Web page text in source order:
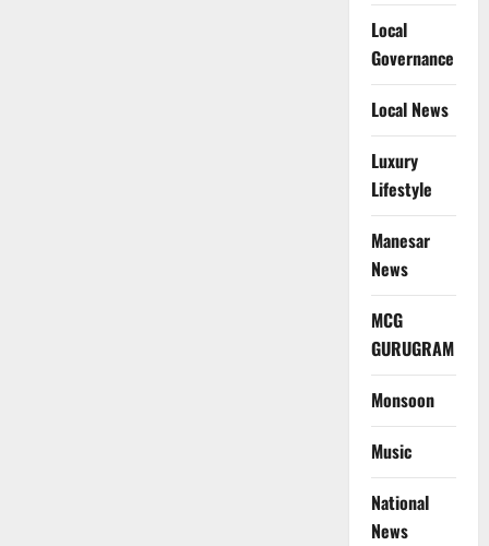
Local
Governance
Local News
Luxury
Lifestyle
Manesar
News
MCG
GURUGRAM
Monsoon
Music
National
News